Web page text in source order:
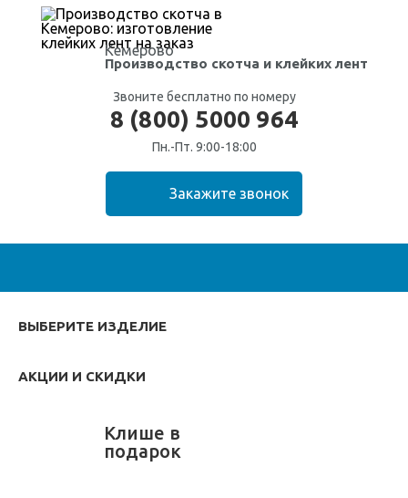
Кемерово
Производство скотча и клейких лент
Звоните бесплатно по номеру
8 (800) 5000 964
Пн.-Пт. 9:00-18:00
ВЫБЕРИТЕ ИЗДЕЛИЕ
АКЦИИ И СКИДКИ
Клише в
подарок